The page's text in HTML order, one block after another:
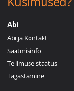
Abi
Abi ja Kontakt
Saatmisinfo
Tellimuse staatus
Tagastamine